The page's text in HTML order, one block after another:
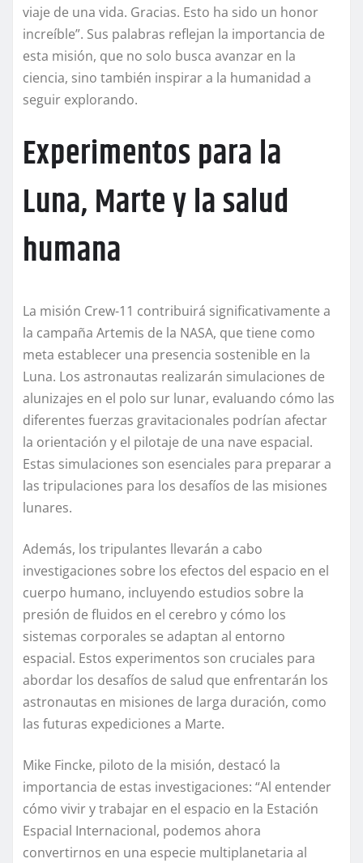
viaje de una vida. Gracias. Esto ha sido un honor
increíble”. Sus palabras reflejan la importancia de
esta misión, que no solo busca avanzar en la
ciencia, sino también inspirar a la humanidad a
seguir explorando.
Experimentos para la
Luna, Marte y la salud
humana
La misión Crew-11 contribuirá significativamente a
la campaña Artemis de la NASA, que tiene como
meta establecer una presencia sostenible en la
Luna. Los astronautas realizarán simulaciones de
alunizajes en el polo sur lunar, evaluando cómo las
diferentes fuerzas gravitacionales podrían afectar
la orientación y el pilotaje de una nave espacial.
Estas simulaciones son esenciales para preparar a
las tripulaciones para los desafíos de las misiones
lunares.
Además, los tripulantes llevarán a cabo
investigaciones sobre los efectos del espacio en el
cuerpo humano, incluyendo estudios sobre la
presión de fluidos en el cerebro y cómo los
sistemas corporales se adaptan al entorno
espacial. Estos experimentos son cruciales para
abordar los desafíos de salud que enfrentarán los
astronautas en misiones de larga duración, como
las futuras expediciones a Marte.
Mike Fincke, piloto de la misión, destacó la
importancia de estas investigaciones: “Al entender
cómo vivir y trabajar en el espacio en la Estación
Espacial Internacional, podemos ahora
convertirnos en una especie multiplanetaria al